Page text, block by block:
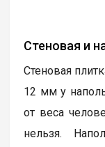
Стеновая и
Стеновая
12 мм у
от веса
нельзя.